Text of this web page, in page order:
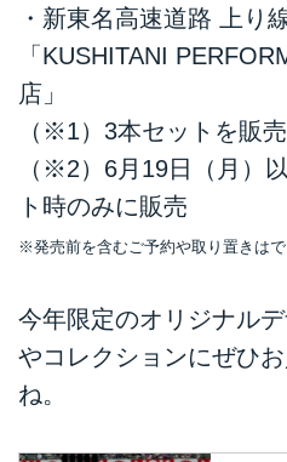
・新東名高速道路 上り
「KUSHITANI
店」
（※1）3本セットを販売
（※2）6月19日（月）
ト時のみに販売
※発売前を含むご予約や取り置きは
今年限定のオリジナル
やコレクションにぜひ
ね。